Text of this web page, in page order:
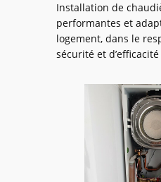
Installation de
performantes et
logement, dans le
sécurité et